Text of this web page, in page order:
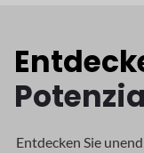
Entdecken Sie